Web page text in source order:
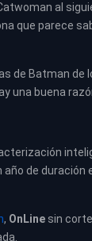
al
que parece
de Batman de
buena
de
, OnLine sin